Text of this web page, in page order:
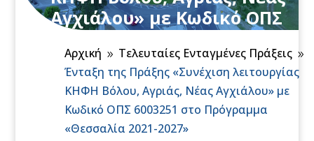
Αγχιάλου» με Κωδικό ΟΠΣ
6003251 στο Πρόγραμμα
«Θεσσαλία 2021-2027»
Αρχική 9 Τελευταίες Ενταγμένες Πράξεις 9
Ένταξη της Πράξης «Συνέχιση λειτουργίας
ΚΗΦΗ Βόλου, Αγριάς, Νέας Αγχιάλου» με
Κωδικό ΟΠΣ 6003251 στο Πρόγραμμα
«Θεσσαλία 2021-2027»